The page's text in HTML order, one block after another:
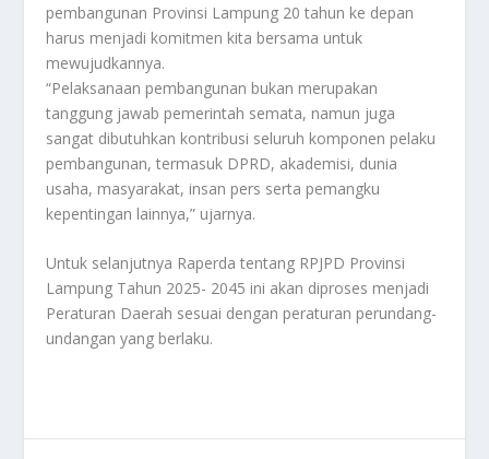
pembangunan Provinsi Lampung 20 tahun ke depan
harus menjadi komitmen kita bersama untuk
mewujudkannya.
“Pelaksanaan pembangunan bukan merupakan
tanggung jawab pemerintah semata, namun juga
sangat dibutuhkan kontribusi seluruh komponen pelaku
pembangunan, termasuk DPRD, akademisi, dunia
usaha, masyarakat, insan pers serta pemangku
kepentingan lainnya,” ujarnya.
Untuk selanjutnya Raperda tentang RPJPD Provinsi
Lampung Tahun 2025- 2045 ini akan diproses menjadi
Peraturan Daerah sesuai dengan peraturan perundang-
undangan yang berlaku.